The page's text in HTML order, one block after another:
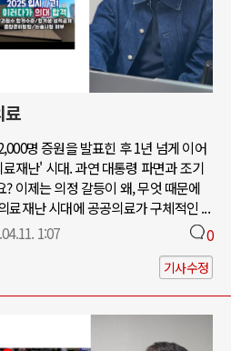
료
명 증원을 발표힌 후 1년 넘게 이어
재난' 시대. 과연 대통령 파면과 조기
이제는 의정 갈등이 왜, 무엇 때문에
료재난 시대에 공공의료가 구체적인 ...
1:07 0
기사수정